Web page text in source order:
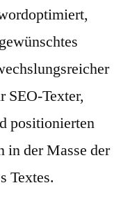
SEO-Texter,
positionierten
in der Masse der
Textes.